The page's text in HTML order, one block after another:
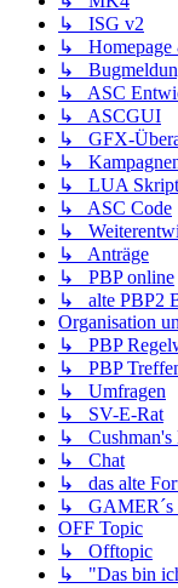
↳ ISG v2
↳ Homepage
↳
↳ ASC
↳ ASCGUI
↳ GFX-
↳
↳ LUA
↳ ASC Code
↳
↳ Anträge
↳ PBP online
↳ alte PBP2
Organisation
↳ PBP
↳ PBP
↳ Umfragen
↳ SV-E-Rat
↳ Cushman's
↳ Chat
↳ das alte
↳ GAMER´s
OFF Topic
↳ Offtopic
↳ "Das bin